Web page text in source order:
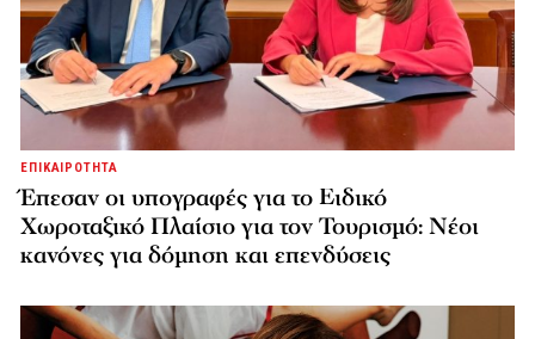
ΕΠΙΚΑΙΡΟΤΗΤΑ
Έπεσαν οι υπογραφές για το Ειδικό
Χωροταξικό Πλαίσιο για τον Τουρισμό: Νέοι
κανόνες για δόμηση και επενδύσεις